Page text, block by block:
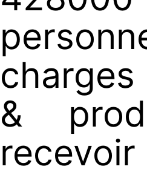
charges
&
recevoir